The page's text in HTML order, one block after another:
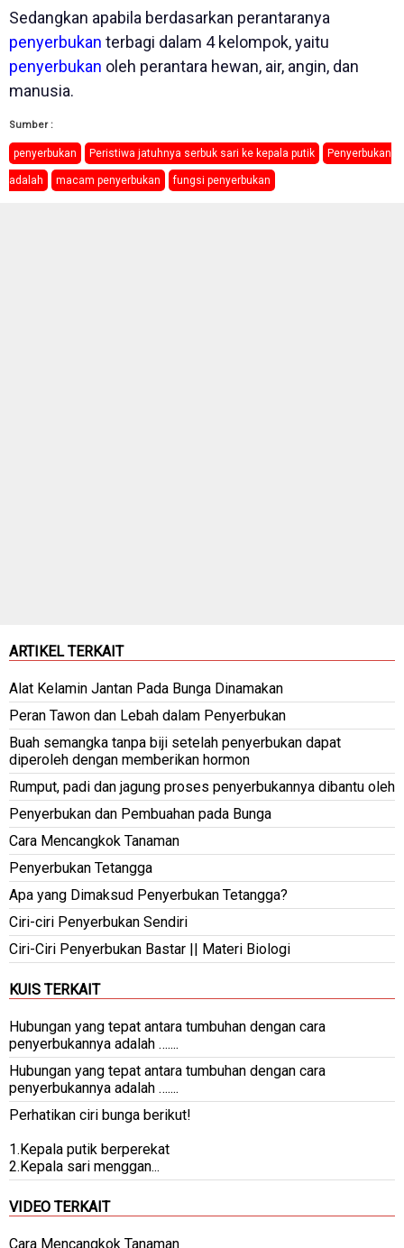
Sedangkan apabila berdasarkan perantaranya
penyerbukan terbagi dalam 4 kelompok, yaitu
penyerbukan oleh perantara hewan, air, angin, dan
manusia.
Sumber :
penyerbukan Peristiwa jatuhnya serbuk sari ke kepala putik Penyerbukan
adalah macam penyerbukan fungsi penyerbukan
ARTIKEL TERKAIT
Alat Kelamin Jantan Pada Bunga Dinamakan
Peran Tawon dan Lebah dalam Penyerbukan
Buah semangka tanpa biji setelah penyerbukan dapat
diperoleh dengan memberikan hormon
Rumput, padi dan jagung proses penyerbukannya dibantu oleh
Penyerbukan dan Pembuahan pada Bunga
Cara Mencangkok Tanaman
Penyerbukan Tetangga
Apa yang Dimaksud Penyerbukan Tetangga?
Ciri-ciri Penyerbukan Sendiri
Ciri-Ciri Penyerbukan Bastar || Materi Biologi
KUIS TERKAIT
Hubungan yang tepat antara tumbuhan dengan cara
penyerbukannya adalah …....
Hubungan yang tepat antara tumbuhan dengan cara
penyerbukannya adalah …....
Perhatikan ciri bunga berikut!
1.Kepala putik berperekat
2.Kepala sari menggan...
VIDEO TERKAIT
Cara Mencangkok Tanaman